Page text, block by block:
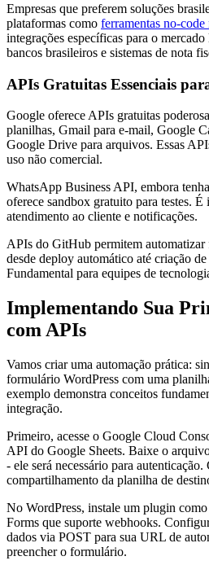
Empresas que preferem soluções
plataformas como ferramentas no-code
integrações específicas para o
bancos brasileiros e sistemas de nota
APIs Gratuitas Essenciais
Google oferece APIs gratuitas
planilhas, Gmail para e-mail, Google
Google Drive para arquivos. Essas
uso não comercial.
WhatsApp Business API, embora
oferece sandbox gratuito para testes. É
atendimento ao cliente e notificações.
APIs do GitHub permitem
desde deploy automático até criação
Fundamental para equipes de
Implementando Sua
com APIs
Vamos criar uma automação prática:
formulário WordPress com uma
exemplo demonstra conceitos
integração.
Primeiro, acesse o Google Cloud
API do Google Sheets. Baixe o
- ele será necessário para
compartilhamento da planilha de
No WordPress, instale um plugin
Forms que suporte webhooks.
dados via POST para sua URL de
preencher o formulário.